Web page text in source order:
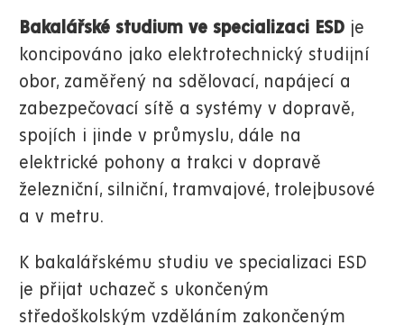
Bakalářské studium ve specializaci ESD je
koncipováno jako elektrotechnický studijní
obor, zaměřený na sdělovací, napájecí a
zabezpečovací sítě a systémy v dopravě,
spojích i jinde v průmyslu, dále na
elektrické pohony a trakci v dopravě
železniční, silniční, tramvajové, trolejbusové
a v metru.
K bakalářskému studiu ve specializaci ESD
je přijat uchazeč s ukončeným
středoškolským vzděláním zakončeným